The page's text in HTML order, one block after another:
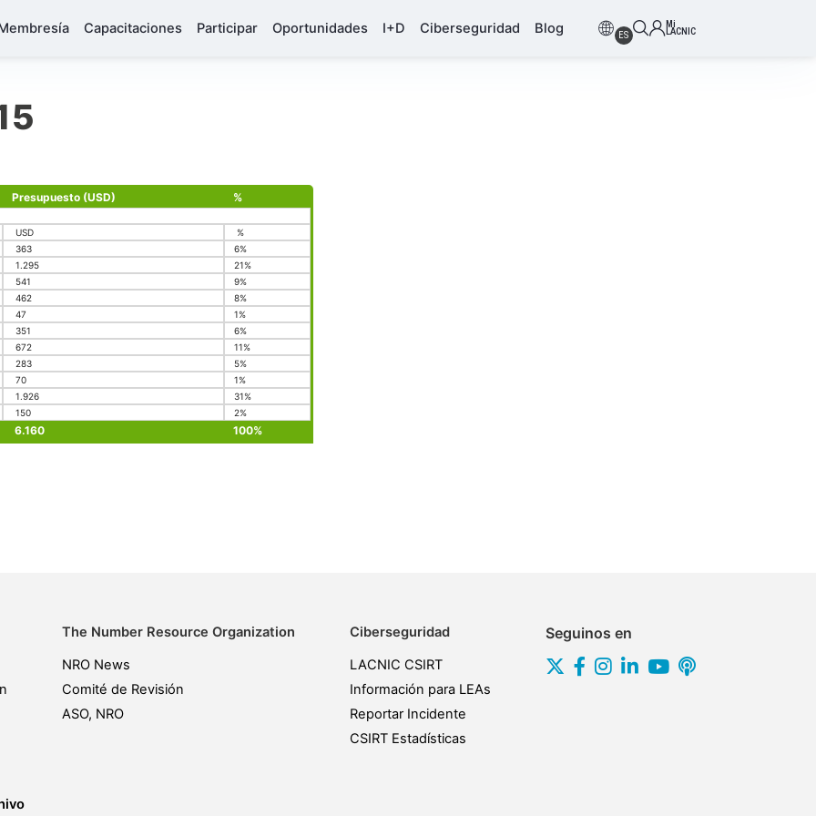
Capacitaciones Participar Oportunidades I+D Ciberseguridad Blog ES
Mi
LACNIC
Presupuesto (USD) %
USD
%
363
6%
1.295
21%
541
9%
462
8%
47
1%
351
6%
672
11%
283
5%
70
1%
1.926
31%
150
2%
6.160 100%
The Number Resource Organization
NRO News
Comité de Revisión
ASO, NRO
Ciberseguridad
LACNIC CSIRT
Información para LEAs
Reportar Incidente
CSIRT Estadísticas
Seguinos en